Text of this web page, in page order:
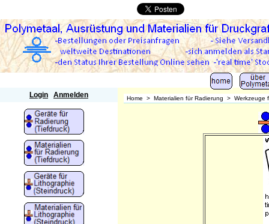
Login Anmelden Home > Materialien für Radierung > Werkzeuge